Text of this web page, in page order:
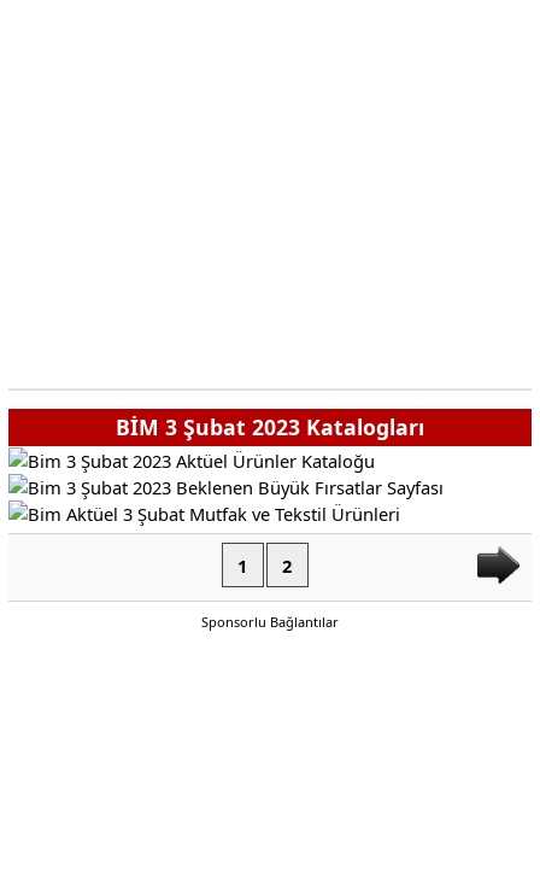
BİM 3 Şubat 2023 Katalogları
1 2
Sponsorlu Bağlantılar